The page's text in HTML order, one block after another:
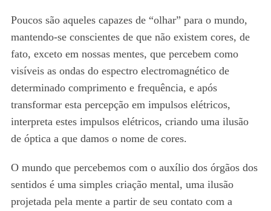
Poucos são aqueles capazes de “olhar” para o mundo,
mantendo-se conscientes de que não existem cores, de
fato, exceto em nossas mentes, que percebem como
visíveis as ondas do espectro electromagnético de
determinado comprimento e frequência, e após
transformar esta percepção em impulsos elétricos,
interpreta estes impulsos elétricos, criando uma ilusão
de óptica a que damos o nome de cores.
O mundo que percebemos com o auxílio dos órgãos dos
sentidos é uma simples criação mental, uma ilusão
projetada pela mente a partir de seu contato com a